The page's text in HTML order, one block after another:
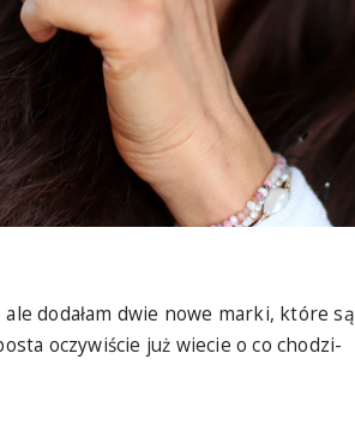
dodałam dwie nowe marki, które są
oczywiście już wiecie o co chodzi-